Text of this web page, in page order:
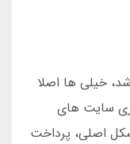
شد، خیلی ها اصلا
سال 1395، یه سری سایت های
اصلی، پرداخت